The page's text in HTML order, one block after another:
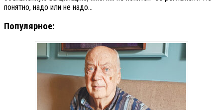
понятно, надо или не надо...
Популярное: